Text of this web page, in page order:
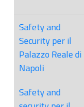
Safety and
Security per il
Palazzo Reale di
Napoli
Safety and